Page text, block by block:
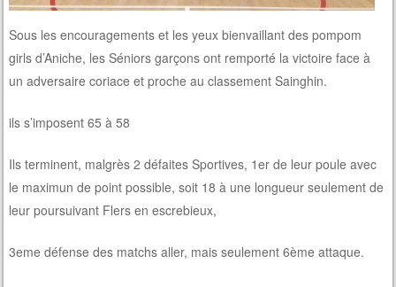
Sous les encouragements et les yeux bienvaillant des pompom
girls d’Aniche, les Séniors garçons ont remporté la victoire face à
un adversaire coriace et proche au classement Sainghin.
ils s’imposent 65 à 58
Ils terminent, malgrès 2 défaites Sportives, 1er de leur poule avec
le maximun de point possible, soit 18 à une longueur seulement de
leur poursuivant Flers en escrebieux,
3eme défense des matchs aller, mais seulement 6ème attaque.